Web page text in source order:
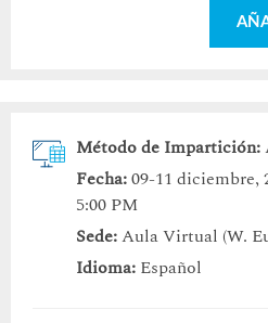
Método de Impartición:
Fecha:09-11 diciembre,
5:00 PM
Sede:Aula Virtual (W.
Idioma: Español